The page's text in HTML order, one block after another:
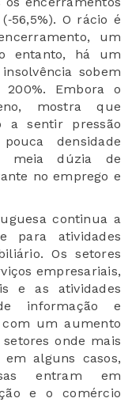
O rácio é
um
entanto, há um
sobem
Embora o
mostra que
a sentir pressão
densidade
meia dúzia de
no emprego e
continua a
para atividades
Os setores
empresariais,
e as atividades
informação e
um aumento
onde mais
alguns casos,
entram em
e o comércio